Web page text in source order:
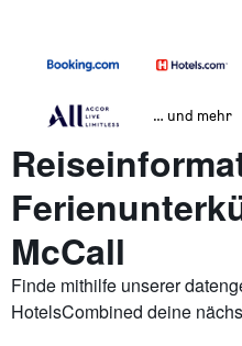
… und mehr
McCall
Finde mithilfe unserer
HotelsCombined deine